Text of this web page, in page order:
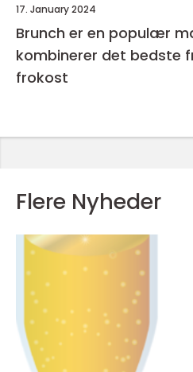
17. January 2024
Brunch er en populær
kombinerer det bedste
frokost
Flere Nyheder